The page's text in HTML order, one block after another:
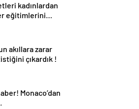
kadınlardan
eğitimlerini
akıllara zarar
çıkardık !
Monaco’dan